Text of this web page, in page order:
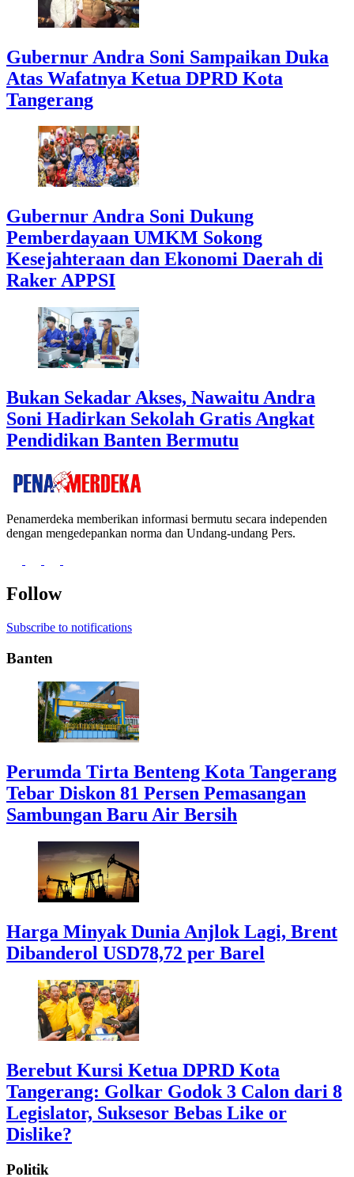
Gubernur Andra Soni Sampaikan Duka
Atas Wafatnya Ketua DPRD Kota
Tangerang
Gubernur Andra Soni Dukung
Pemberdayaan UMKM Sokong
Kesejahteraan dan Ekonomi Daerah di
Raker APPSI
Bukan Sekadar Akses, Nawaitu Andra
Soni Hadirkan Sekolah Gratis Angkat
Pendidikan Banten Bermutu
Penamerdeka memberikan informasi bermutu secara independen
dengan mengedepankan norma dan Undang-undang Pers.
Follow
Subscribe to notifications
Banten
Perumda Tirta Benteng Kota Tangerang
Tebar Diskon 81 Persen Pemasangan
Sambungan Baru Air Bersih
Harga Minyak Dunia Anjlok Lagi, Brent
Dibanderol USD78,72 per Barel
Berebut Kursi Ketua DPRD Kota
Tangerang: Golkar Godok 3 Calon dari 8
Legislator, Suksesor Bebas Like or
Dislike?
Politik